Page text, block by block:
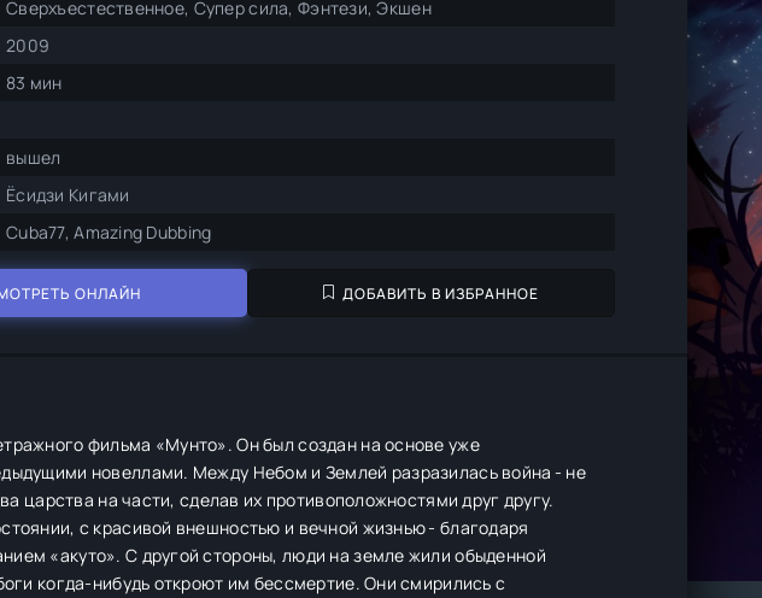
Сверхъестественное, Супер сила, Фэнтези, Экшен
2009
83 мин
вышел
Ёсидзи Кигами
Cuba77, Amazing Dubbing
ОНЛАЙН ДОБАВИТЬ В ИЗБРАННОЕ
фильма «Мунто». Он был создан на основе уже
новеллами. Между Небом и Землей разразилась война - не
царства на части, сделав их противоположностями друг другу.
с красивой внешностью и вечной жизнью - благодаря
«акуто». С другой стороны, люди на земле жили обыденной
когда-нибудь откроют им бессмертие. Они смирились с